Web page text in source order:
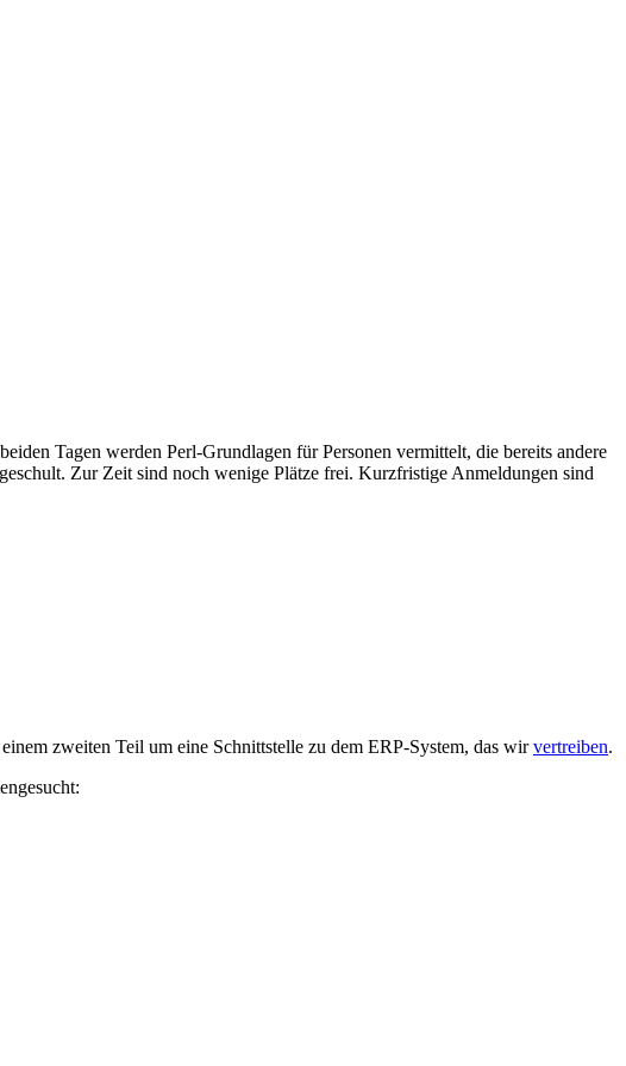
Tagen werden Perl-Grundlagen für Personen vermittelt, die bereits andere
geschult. Zur Zeit sind noch wenige Plätze frei. Kurzfristige Anmeldungen sind
zweiten Teil um eine Schnittstelle zu dem ERP-System, das wirvertreiben.